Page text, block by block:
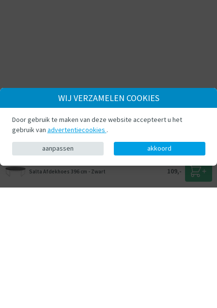
Salta Afdekhoes 396 cm - Zwart 109,-
WIJ VERZAMELEN COOKIES
Door gebruik te maken van deze website accepteert u het
gebruik van advertentiecookies .
aanpassen akkoord